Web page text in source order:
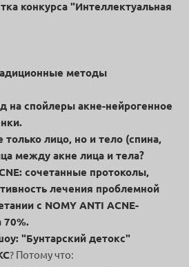
конкурса "Интеллектуальная
методы
на спойлеры акне-нейрогенное
лицо, но и тело (спина,
между акне лица и тела?
сочетанные протоколы,
лечения проблемной
с NOMY ANTI ACNE-
70%.
"Бунтарский детокс"
? Потому что: